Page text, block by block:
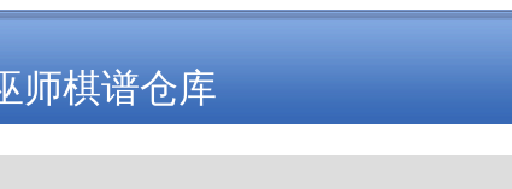
师棋谱仓库